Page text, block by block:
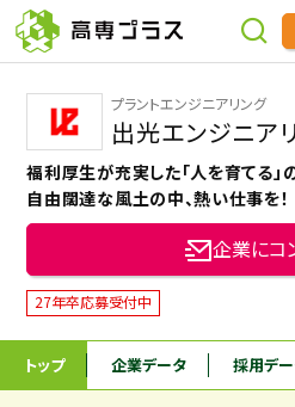
企業をさがす
進学先をさがす
インターンシップ・イベ
高専OBOGをさがす
プラントエンジニアリング
出光エンジニア
福利厚生が充実した「人を育てる」
自由闊達な風土の中、熱い仕事を！
企業にコ
27年卒応募受付中
トップ 企業データ 採用デ